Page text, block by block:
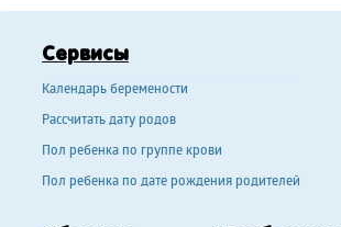
Сервисы
Календарь беремености
Рассчитать дату родов
Пол ребенка по группе крови
Пол ребенка по дате рождения родителей